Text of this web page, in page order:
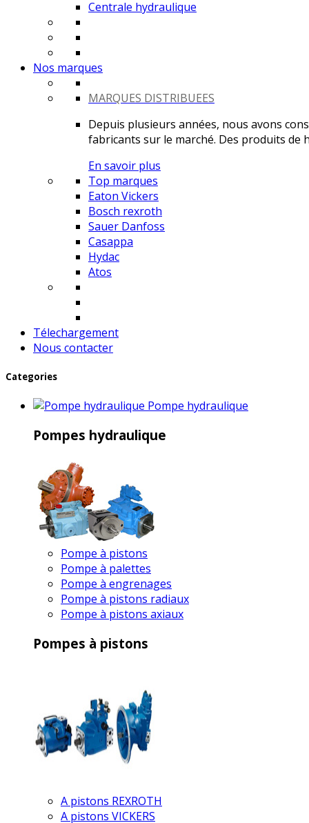
Centrale hydraulique
Nos marques
MARQUES DISTRIBUEES
Depuis plusieurs années, nous avons
fabricants sur le marché. Des produits de
En savoir plus
Top marques
Eaton Vickers
Bosch rexroth
Sauer Danfoss
Casappa
Hydac
Atos
Télechargement
Nous contacter
Categories
Pompe hydraulique
Pompes hydraulique
Pompe à pistons
Pompe à palettes
Pompe à engrenages
Pompe à pistons radiaux
Pompe à pistons axiaux
Pompes à pistons
A pistons REXROTH
A pistons VICKERS